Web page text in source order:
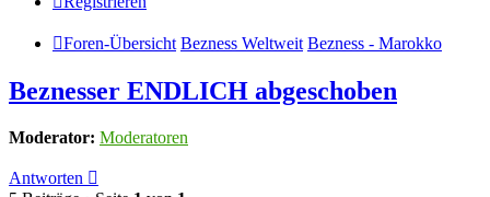
Foren-Übersicht Bezness Weltweit Bezness - Marokko
Beznesser ENDLICH abgeschoben
Moderator: Moderatoren
Antworten